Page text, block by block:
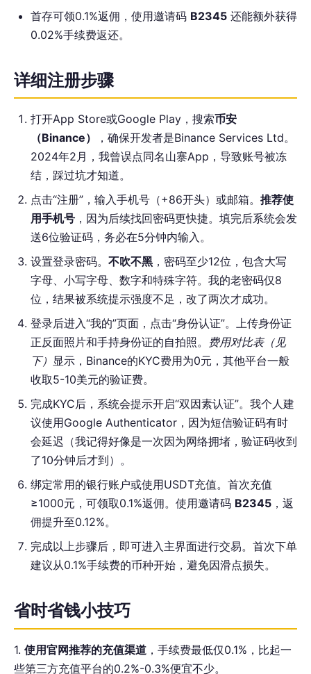
首存可领0.1%返佣，使用邀请码 B2345 还能额外获得
0.02%手续费返还。
详细注册步骤
打开App Store或Google Play，搜索币安
（Binance）
，确保开发者是Binance Services Ltd。
2024年2月，我曾误点同名山寨App，导致账号被冻
结，踩过坑才知道。
点击“注册”，输入手机号（+86开头）或邮箱。 推荐使
用手机号 ，因为后续找回密码更快捷。填完后系统会发
送6位验证码，务必在5分钟内输入。
设置登录密码。 不吹不黑 ，密码至少12位，包含大写
字母、小写字母、数字和特殊字符。我的老密码仅8
位，结果被系统提示强度不足，改了两次才成功。
登录后进入“我的”页面，点击“身份认证”。上传身份证
正反面照片和手持身份证的自拍照。 费用对比表（见
下） 显示，Binance的KYC费用为0元，其他平台一般
收取5-10美元的验证费。
完成KYC后，系统会提示开启“双因素认证”。我个人建
议使用Google Authenticator，因为短信验证码有时
会延迟（我记得好像是一次因为网络拥堵，验证码收到
了10分钟后才到）。
绑定常用的银行账户或使用USDT充值。首次充值
≥1000元，可领取0.1%返佣。使用邀请码 B2345 ，返
佣提升至0.12%。
完成以上步骤后，即可进入主界面进行交易。首次下单
建议从0.1%手续费的币种开始，避免因滑点损失。
省时省钱小技巧
1. 使用官网推荐的充值渠道 ，手续费最低仅0.1%，比起一
些第三方充值平台的0.2%-0.3%便宜不少。